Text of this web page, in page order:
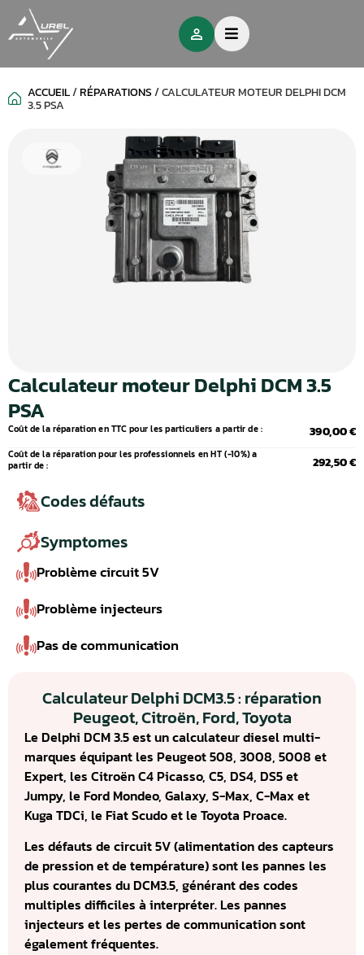
ACCUEIL/RÉPARATIONS/CALCULATEUR MOTEUR DELPHI DCM
3.5 PSA
Calculateur moteur Delphi DCM 3.5
PSA
Coût de la réparation en TTC pour les particuliers a partir de : 390,00 €
Coût de la réparation pour les professionnels en HT (-10%) a
partir de :
292,50 €
Codes défauts
Symptomes
Problème circuit 5V
Problème injecteurs
Pas de communication
Calculateur Delphi DCM3.5 : réparation
Peugeot, Citroën, Ford, Toyota
Le Delphi DCM 3.5 est un calculateur diesel multi-
marques équipant les Peugeot 508, 3008, 5008 et
Expert, les Citroën C4 Picasso, C5, DS4, DS5 et
Jumpy, le Ford Mondeo, Galaxy, S-Max, C-Max et
Kuga TDCi, le Fiat Scudo et le Toyota Proace.
Les défauts de circuit 5V (alimentation des capteurs
de pression et de température) sont les pannes les
plus courantes du DCM3.5, générant des codes
multiples difficiles à interpréter. Les pannes
injecteurs et les pertes de communication sont
également fréquentes.